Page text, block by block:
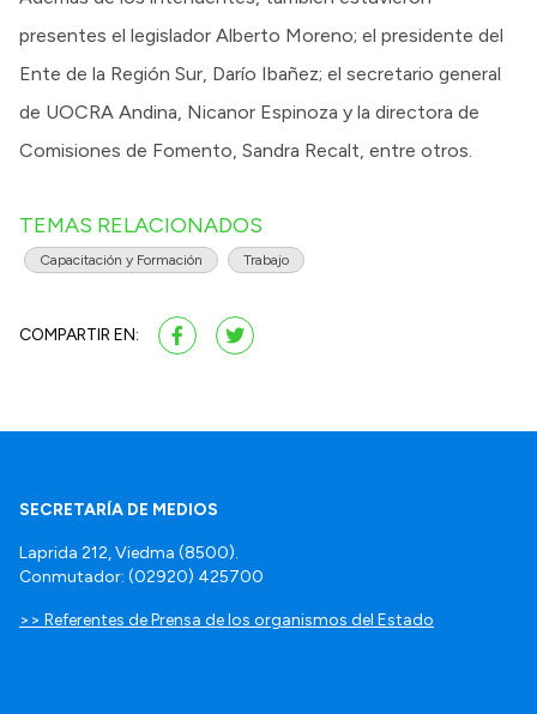
presentes el legislador Alberto Moreno; el presidente del
Ente de la Región Sur, Darío Ibañez; el secretario general
de UOCRA Andina, Nicanor Espinoza y la directora de
Comisiones de Fomento, Sandra Recalt, entre otros.
TEMAS RELACIONADOS
Capacitación y Formación Trabajo
COMPARTIR EN:
SECRETARÍA DE MEDIOS
Laprida 212, Viedma (8500).
Conmutador: (02920) 425700
>> Referentes de Prensa de los organismos del Estado